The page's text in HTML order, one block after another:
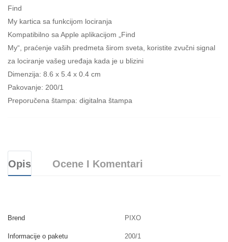
Find
My kartica sa funkcijom lociranja
Kompatibilno sa Apple aplikacijom „Find
My“, praćenje vaših predmeta širom sveta, koristite zvučni signal
za lociranje vašeg uređaja kada je u blizini
Dimenzija: 8.6 x 5.4 x 0.4 cm
Pakovanje: 200/1
Preporučena štampa: digitalna štampa
Opis Ocene I Komentari
Brend PIXO
Informacije o paketu 200/1